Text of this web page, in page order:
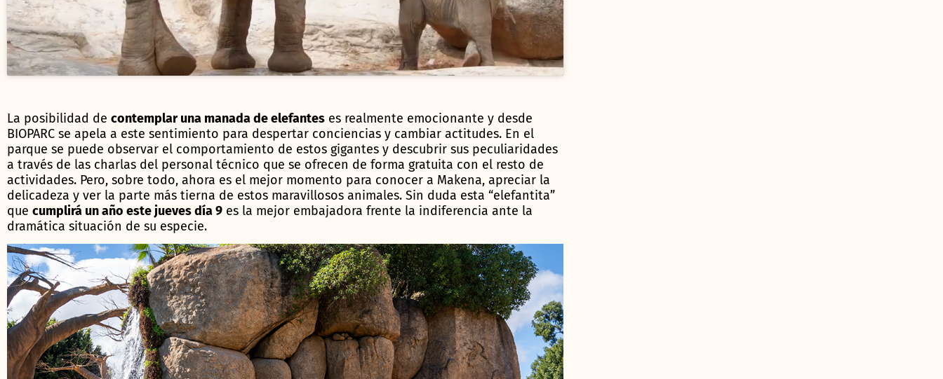
La posibilidad de contemplar una manada de elefantes es realmente emocionante y desde
BIOPARC se apela a este sentimiento para despertar conciencias y cambiar actitudes. En el
parque se puede observar el comportamiento de estos gigantes y descubrir sus peculiaridades
a través de las charlas del personal técnico que se ofrecen de forma gratuita con el resto de
actividades. Pero, sobre todo, ahora es el mejor momento para conocer a Makena, apreciar la
delicadeza y ver la parte más tierna de estos maravillosos animales. Sin duda esta “elefantita”
que cumplirá un año este jueves día 9 es la mejor embajadora frente la indiferencia ante la
dramática situación de su especie.